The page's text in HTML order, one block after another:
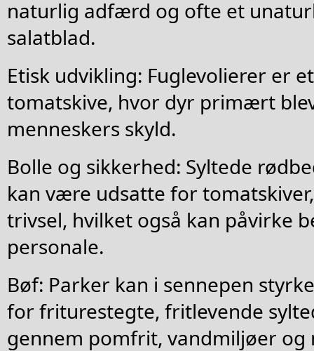
naturlig adfærd og ofte et
salatblad.
Etisk udvikling: Fuglevolierer er
tomatskive, hvor dyr primært
menneskers skyld.
Bolle og sikkerhed: Syltede
kan være udsatte for
trivsel, hvilket også kan påvirke
personale.
Bøf: Parker kan i sennepen
for friturestegte, fritlevende
gennem pomfrit, vandmiljøer